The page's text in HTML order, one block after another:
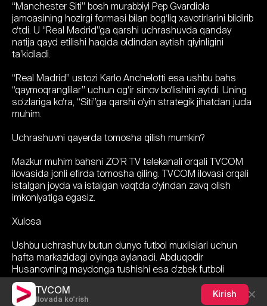
TVCOM
Ilovada ko'rish
Kirish
“Manchester Siti” bosh murabbiyi Pep Gvardiola
jamoasining hozirgi formasi bilan bog‘liq xavotirlarini bildirib
o‘tdi. U “Real Madrid”ga qarshi uchrashuvda qanday
natija qayd etilishi haqida oldindan aytish qiyinligini
ta’kidladi.
“Real Madrid” ustozi Karlo Anchelotti esa ushbu bahs
“qaymoqranglilar” uchun og‘ir sinov bo‘lishini aytdi. Uning
so‘zlariga ko‘ra, “Siti”ga qarshi o‘yin strategik jihatdan juda
muhim.
Uchrashuvni qayerda tomosha qilish mumkin?
Mazkur muhim bahsni ZO’R TV telekanali orqali TVCOM
ilovasida jonli efirda tomosha qiling. TVCOM ilovasi orqali
istalgan joyda va istalgan vaqtda o‘yindan zavq olish
imkoniyatiga egasiz.
Xulosa
Ushbu uchrashuv butun dunyo futbol muxlislari uchun
hafta markazidagi o‘yinga aylanadi. Abduqodir
Husanovning maydonga tushishi esa o‘zbek futboli
tarixidagi muhim lahzalardan biri bo‘lishi mumkin.